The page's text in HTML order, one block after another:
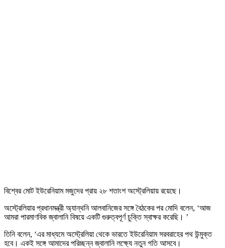
বিশ্বের মোট ইউরেনিয়াম মজুদের প্রায় ২৮ শতাংশ অস্ট্রেলিয়ায় রয়েছে।
অস্ট্রেলিয়ার প্রধানমন্ত্রী অ্যান্থনি আলবানিজের সঙ্গে বৈঠকের পর মোদি বলেন, ‘আজ
আমরা পারমাণবিক জ্বালানি বিষয়ে একটি গুরুত্বপূর্ণ চুক্তি স্বাক্ষর করেছি। ’
তিনি বলেন, ‘এর মাধ্যমে অস্ট্রেলিয়া থেকে ভারতে ইউরেনিয়াম সরবরাহের পথ উন্মুক্ত
হবে। একই সঙ্গে আমাদের পরিচ্ছন্ন জ্বালানি লক্ষ্যে নতুন গতি আসবে।